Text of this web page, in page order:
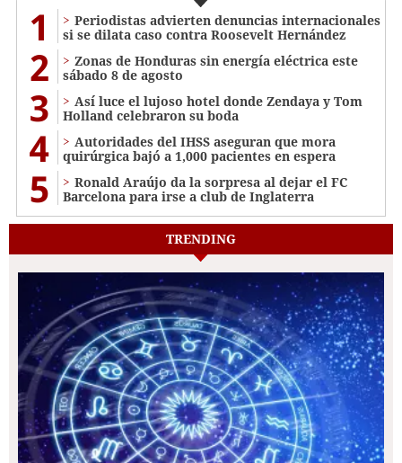
1
Periodistas advierten denuncias internacionales
si se dilata caso contra Roosevelt Hernández
2
Zonas de Honduras sin energía eléctrica este
sábado 8 de agosto
3
Así luce el lujoso hotel donde Zendaya y Tom
Holland celebraron su boda
4
Autoridades del IHSS aseguran que mora
quirúrgica bajó a 1,000 pacientes en espera
5
Ronald Araújo da la sorpresa al dejar el FC
Barcelona para irse a club de Inglaterra
TRENDING